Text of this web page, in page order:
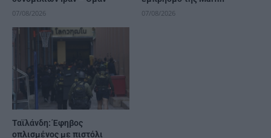
07/08/2026 07/08/2026
Ταϊλάνδη: Έφηβος
οπλισμένος με πιστόλι